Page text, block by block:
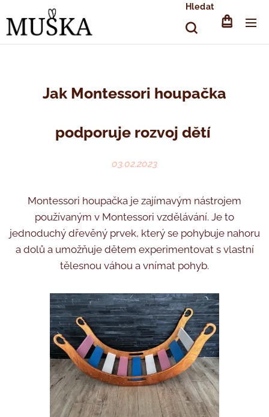
Hledat
Jak Montessori houpačka
podporuje rozvoj dětí
03.02.2023
Montessori houpačka je zajímavým nástrojem
používaným v Montessori vzdělávání. Je to
jednoduchý dřevěný prvek, který se pohybuje nahoru
a dolů a umožňuje dětem experimentovat s vlastní
tělesnou váhou a vnímat pohyb.